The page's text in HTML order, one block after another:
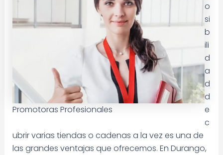
Promotoras Profesionales
o
si
b
ili
d
a
d
d
e
c
ubrir varias tiendas o cadenas a la vez es una de
las grandes ventajas que ofrecemos. En Durango,